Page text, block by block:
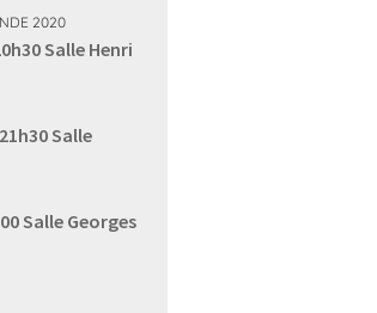
2020
Salle Henri
Salle
Salle Georges